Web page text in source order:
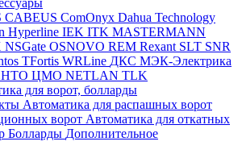
CABEUS ComOnyx Dahua Technology
Hyperline IEK ITK MASTERMANN
NSGate OSNOVO REM Rexant SLT SNR
TFortis WRLine ДКС МЭК-Электрика
ЦМО NETLAN TLK
для ворот, болларды
Автоматика для распашных ворот
ворот Автоматика для откатных
Болларды Дополнительное